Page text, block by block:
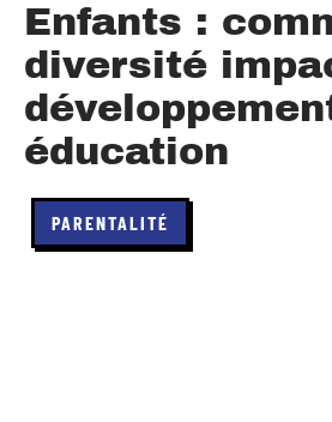
Enfants :
diversité
éducation
PARENTALITÉ